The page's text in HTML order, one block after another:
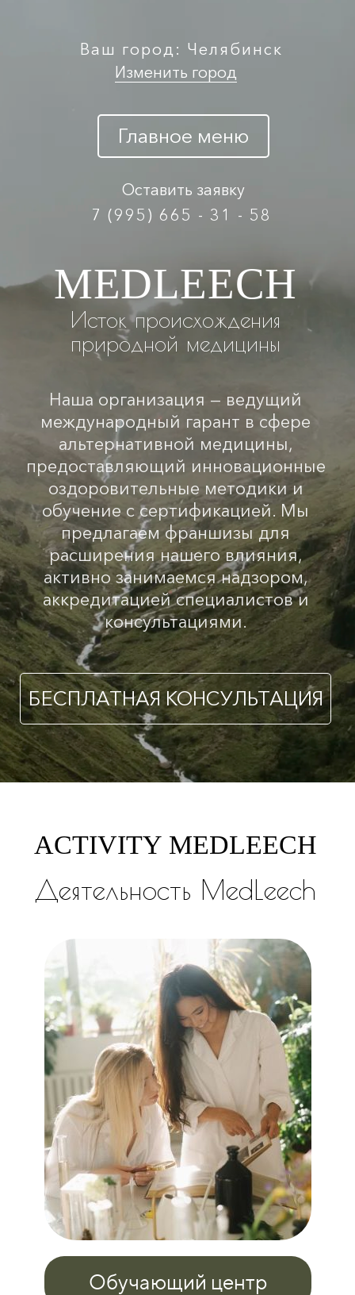
Ваш город: Челябинск
Изменить город
Главное меню
Оставить заявку
7 (995) 665 - 31 - 58
MEDLEECH
Исток происхождения
природной медицины
Наша организация — ведущий
международный гарант в сфере
альтернативной медицины,
предоставляющий инновационные
оздоровительные методики и
обучение с сертификацией. Мы
предлагаем франшизы для
расширения нашего влияния,
активно занимаемся надзором,
аккредитацией специалистов и
консультациями.
БЕСПЛАТНАЯ КОНСУЛЬТАЦИЯ
ACTIVITY MEDLEECH
Деятельность MedLeech
Обучающий центр